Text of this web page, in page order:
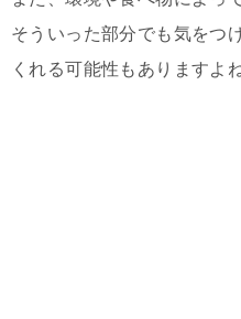
そういった部分でも気をつ
くれる可能性もありますよね